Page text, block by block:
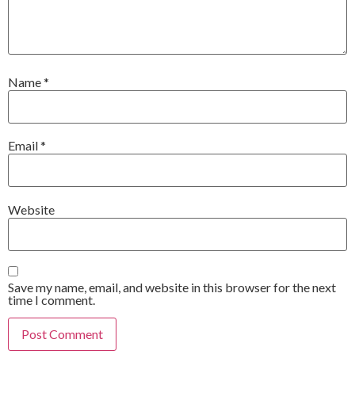
Name*
Email*
Website
Save my name, email, and website in this browser for the next
time I comment.